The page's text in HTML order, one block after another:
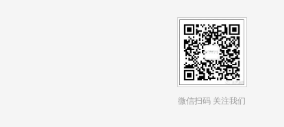
微信扫码 关注我们